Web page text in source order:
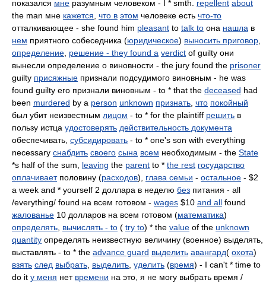
показался мне разумным человеком - I * smth. repellent about
the man мне кажется что в этом человеке есть что-то
отталкивающее - she found him pleasant to talk to она нашла в
нем приятного собеседника (юридическое) выносить приговор
определение решение - they found a verdict of guilty они
вынесли определение о виновности - the jury found the prisoner
guilty присяжные признали подсудимого виновным - he was
found guilty его признали виновным - to * that the deceased had
been murdered by a person unknown признать что покойный
был убит неизвестным лицом - to * for the plaintiff решить в
пользу истца удостоверять действительность документа
обеспечивать, субсидировать - to * one's son with everything
necessary снабдить своего сына всем необходимым - the State
*s half of the sum, leaving the parent to * the rest государство
оплачиваетполовину (расходов), глава семьи - остальное - $2
a week and * yourself 2 доллара в неделю без питания - all
/everything/ found на всем готовом - wages $10 and all found
жалованье 10 долларов на всем готовом (математика)
определять вычислять - to ( try to) * the value of the unknown
quantity определять неизвестную величину (военное) выделять,
выставлять - to * the advance guard выделить авангард( охота)
взять след выбрать выделить уделить (время) - I can't * time to
do it у меня нет времени на это, я не могу выбрать время /